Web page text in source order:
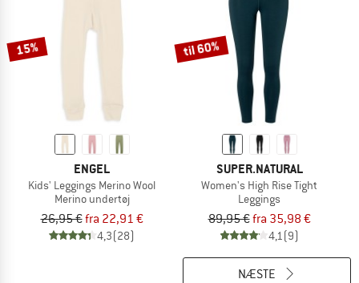
15%
ENGEL
Kids' Leggings Merino Wool
Merino undertøj
26,95 €fra 22,91 €
4,3(28)
til 60%
SUPER.NATURAL
Women's High Rise Tight
Leggings
89,95 €fra 35,98 €
4,1(9)
NÆSTE